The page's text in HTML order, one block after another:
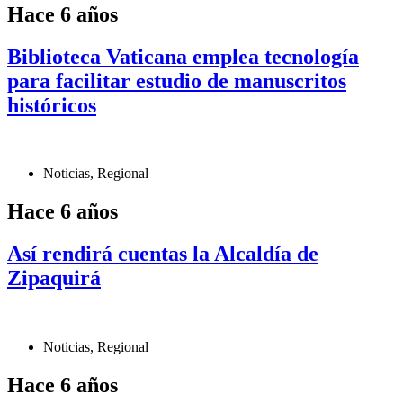
Hace 6 años
Biblioteca Vaticana emplea tecnología
para facilitar estudio de manuscritos
históricos
Noticias, Regional
Hace 6 años
Así rendirá cuentas la Alcaldía de
Zipaquirá
Noticias, Regional
Hace 6 años